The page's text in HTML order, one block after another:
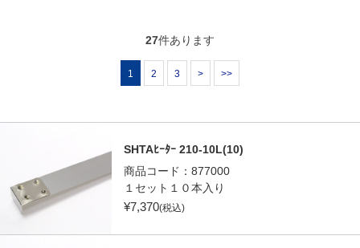
27件あります
1 2 3 > >>
SHTAﾋｰﾀｰ 210-10L(10)
商品コード： 877000
１セット１０本入り
¥7,370(税込)